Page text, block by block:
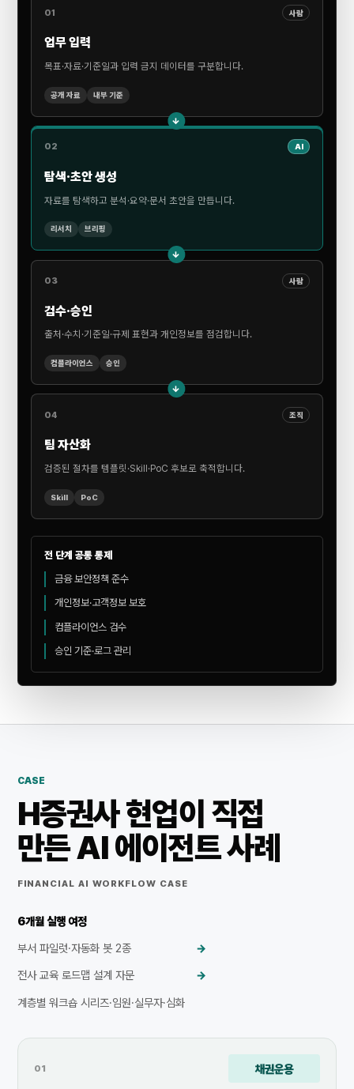
01 사람
업무 입력
목표·자료·기준일과 입력 금지 데이터를 구분합니다.
공개 자료 내부 기준
→
02 AI
탐색·초안 생성
자료를 탐색하고 분석·요약·문서 초안을 만듭니다.
리서치 브리핑
→
03 사람
검수·승인
출처·수치·기준일·규제 표현과 개인정보를 점검합니다.
컴플라이언스 승인
→
04 조직
팀 자산화
검증된 절차를 템플릿·Skill·PoC 후보로 축적합니다.
Skill PoC
전 단계 공통 통제
금융 보안정책 준수
개인정보·고객정보 보호
컴플라이언스 검수
승인 기준·로그 관리
CASE
H증권사 현업이 직접
만든 AI 에이전트 사례
FINANCIAL AI WORKFLOW CASE
6개월 실행 여정
부서 파일럿·자동화 봇 2종 →
전사 교육 로드맵 설계 자문 →
계층별 워크숍 시리즈·임원·실무자·심화
01 채권운용